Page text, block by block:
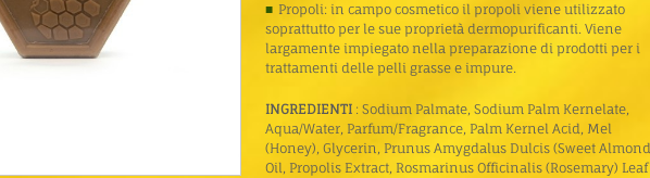
Propoli: in campo cosmetico il propoli viene utilizzato
soprattutto per le sue proprietà dermopurificanti. Viene
largamente impiegato nella preparazione di prodotti per i
trattamenti delle pelli grasse e impure.
INGREDIENTI: Sodium Palmate, Sodium Palm Kernelate,
Aqua/Water, Parfum/Fragrance, Palm Kernel Acid, Mel
(Honey), Glycerin, Prunus Amygdalus Dulcis (Sweet
Oil, Propolis Extract, Rosmarinus Officinalis (Rosemary) Leaf